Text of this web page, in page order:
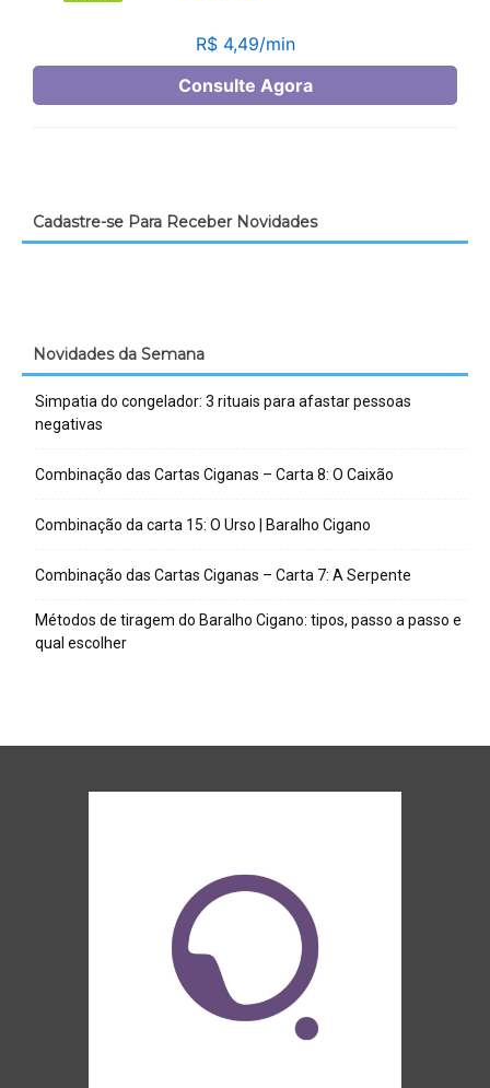
Cadastre-se Para Receber Novidades
Novidades da Semana
Simpatia do congelador: 3 rituais para afastar pessoas
negativas
Combinação das Cartas Ciganas – Carta 8: O Caixão
Combinação da carta 15: O Urso | Baralho Cigano
Combinação das Cartas Ciganas – Carta 7: A Serpente
Métodos de tiragem do Baralho Cigano: tipos, passo a passo e
qual escolher